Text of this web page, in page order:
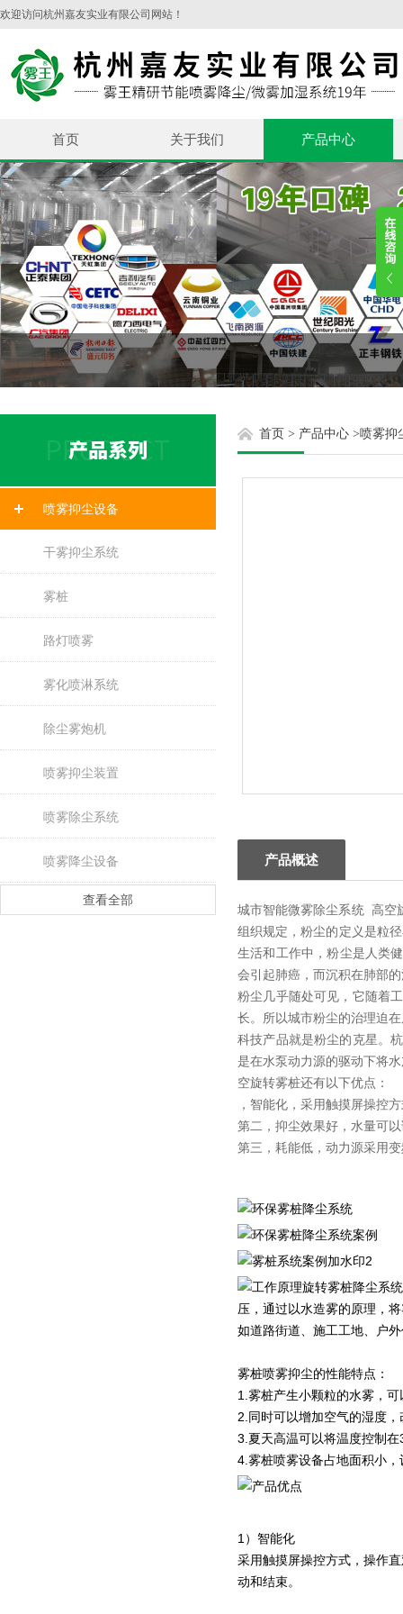
欢迎访问杭州嘉友实业有限公司网站！
首页 关于我们 产品中心
喷雾抑尘设备
干雾抑尘系统
雾桩
路灯喷雾
雾化喷淋系统
除尘雾炮机
喷雾抑尘装置
喷雾除尘系统
喷雾降尘设备
查看全部
首页 > 产品中心 >喷雾抑
产品概述
城市智能微雾除尘系统 高空
组织规定，粉尘的定义是粒
生活和工作中，粉尘是人类
会引起肺癌，而沉积在肺部
粉尘几乎随处可见，它随着
长。所以城市粉尘的治理迫
科技产品就是粉尘的克星。
是在水泵动力源的驱动下将
空旋转雾桩还有以下优点：
，智能化，采用触摸屏操控
第二，抑尘效果好，水量可
第三，耗能低，动力源采用
旋转雾桩降尘系
压，通过以水造雾的原理，
如道路街道、施工工地、户
雾桩喷雾抑尘的性能特点：
1.雾桩产生小颗粒的水雾，
2.同时可以增加空气的湿度
3.夏天高温可以将温度控制
4.雾桩喷雾设备占地面积小
1）智能化
采用触摸屏操控方式，操作
动和结束。